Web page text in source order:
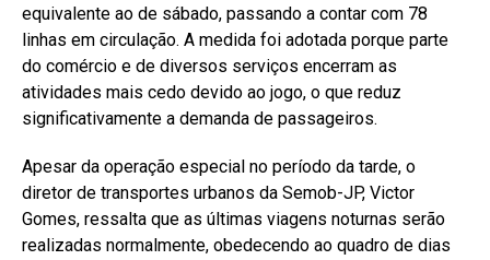
equivalente ao de sábado, passando a contar com 78
linhas em circulação. A medida foi adotada porque parte
do comércio e de diversos serviços encerram as
atividades mais cedo devido ao jogo, o que reduz
significativamente a demanda de passageiros.
Apesar da operação especial no período da tarde, o
diretor de transportes urbanos da Semob-JP, Victor
Gomes, ressalta que as últimas viagens noturnas serão
realizadas normalmente, obedecendo ao quadro de dias